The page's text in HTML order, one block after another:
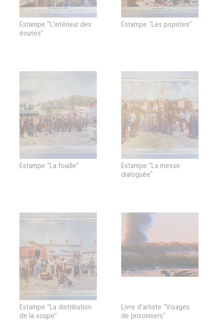
Estampe "L'intérieur des
écuries"
Estampe "Les popotes"
Estampe "La fouille"
Estampe "La messe
dialoguée"
Estampe "La distribution
de la soupe"
Livre d'artiste "Visages
de prisonniers"